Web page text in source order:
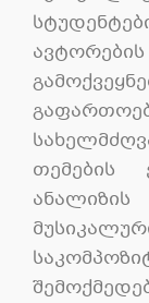
თემების